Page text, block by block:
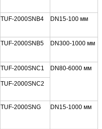
TUF-2000SNB4 DN15-100 мм
TUF-2000SNB5 DN300-1000 мм
TUF-2000SNC1 DN80-6000 мм
TUF-2000SNC2
TUF-2000SNG DN15-1000 мм